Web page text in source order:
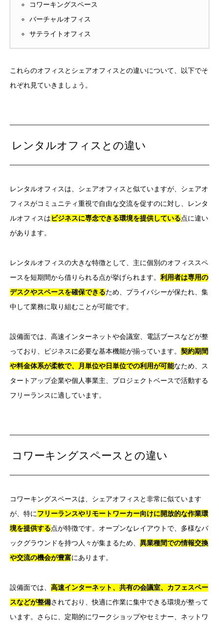
コワーキングスペース
バーチャルオフィス
サテライトオフィス
これらのオフィスとシェアオフィスとの違いについて、以下でそ
れぞれ見ていきましょう。
レンタルオフィスとの違い
レンタルオフィスは、シェアオフィスと似ていますが、シェアオ
フィスがコミュニティ重視で自由な交流を促すのに対し、レンタ
ルオフィスはビジネスに専念できる環境を提供している点に違い
があります。
レンタルオフィスの大きな特徴として、主に個別のオフィススペ
ースを短期間から借りられる点が挙げられます。 利用者は専用の
デスクやスペースを確保できるため、プライバシーが保たれ、集
中して業務に取り組むことが可能です。
設備面では、高速インターネットや会議室、電話ブースなどが整
っており、ビジネスに必要な基本機能が揃っています。 契約期間
や料金体系が柔軟で、月単位や日単位での利用が可能なため、ス
タートアップ企業や個人事業主、プロジェクトベースで活動する
フリーランスに適しています。
コワーキングスペースとの違い
コワーキングスペースは、シェアオフィスと非常に似ています
が、特にフリーランスやリモートワーカー向けに開放的な作業環
境を提供する点が特徴です。オープンなレイアウトで、多様なバ
ックグラウンドを持つ人々が集まるため、 異業種間での情報交換
や交流の機会が豊富にあります。
設備面では、 高速インターネット、共有の会議室、カフェスペー
スなどが整備されており、快適に作業に集中できる環境が整って
います。さらに、定期的にワークショップやセミナー、ネットワ